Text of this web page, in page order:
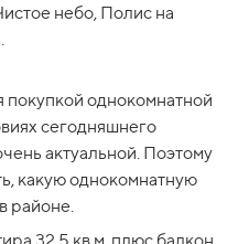
небо, Полис на
однокомнатной
сегодняшнего
актуальной. Поэтому
какую однокомнатную
32.5 кв.м. плюс балкон